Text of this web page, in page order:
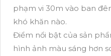
phạm vi 30m vào ban
khó khăn nào.
Điểm nổi bật của sản
hình ảnh màu sáng hơn